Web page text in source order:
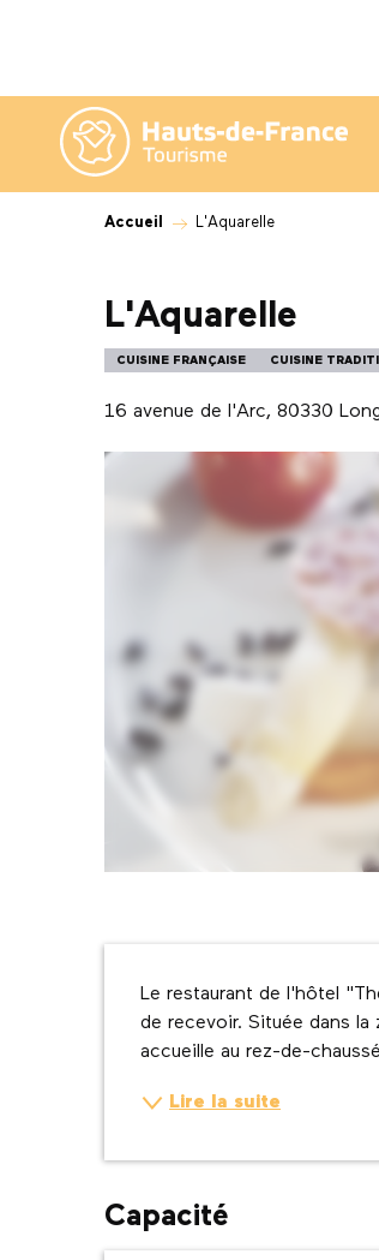
contenu
principal
Accueil L'Aquarelle
L'Aquarelle
CUISINE FRANÇAISE CUISINE
16 avenue de l'Arc, 80330
Description
Le restaurant de l'hôtel
de recevoir. Située dans
accueille au rez-de-
Lire la suite
Capacité